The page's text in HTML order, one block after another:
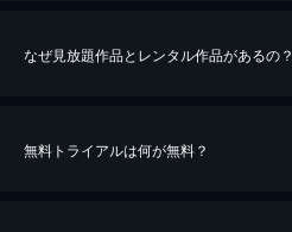
なぜ見放題作品とレンタル作品があるの？
無料トライアルは何が無料？